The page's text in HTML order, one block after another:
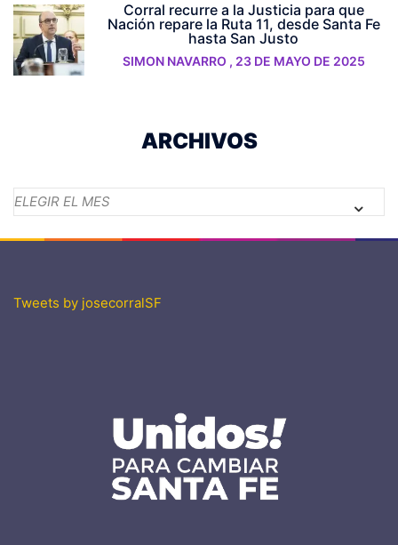
Corral recurre a la Justicia para que
Nación repare la Ruta 11, desde Santa Fe
hasta San Justo
SIMON NAVARRO , 23 DE MAYO DE 2025
ARCHIVOS
Archivos
Tweets by josecorralSF